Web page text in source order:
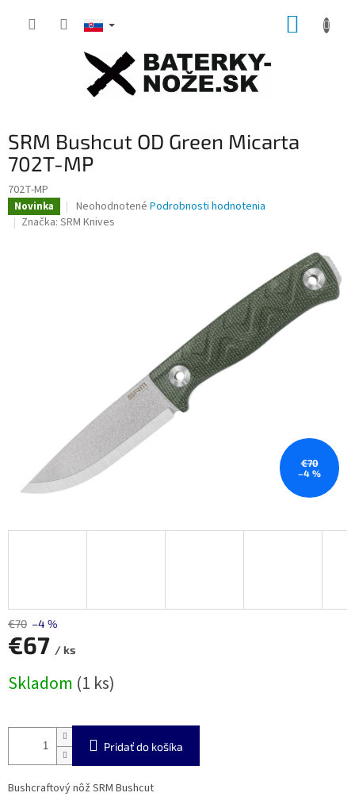
SRM Bushcut OD Green Micarta
702T-MP
702T-MP
Novinka
Priemerné
hodnotenie
Neohodnotené Podrobnosti hodnotenia
Značka: SRM Knives
€70
–4 %
€70 –4 %
€67 / ks
cena:
Skladom (1 ks)
Pridať do košíka
Bushcraftový nôž SRM Bushcut